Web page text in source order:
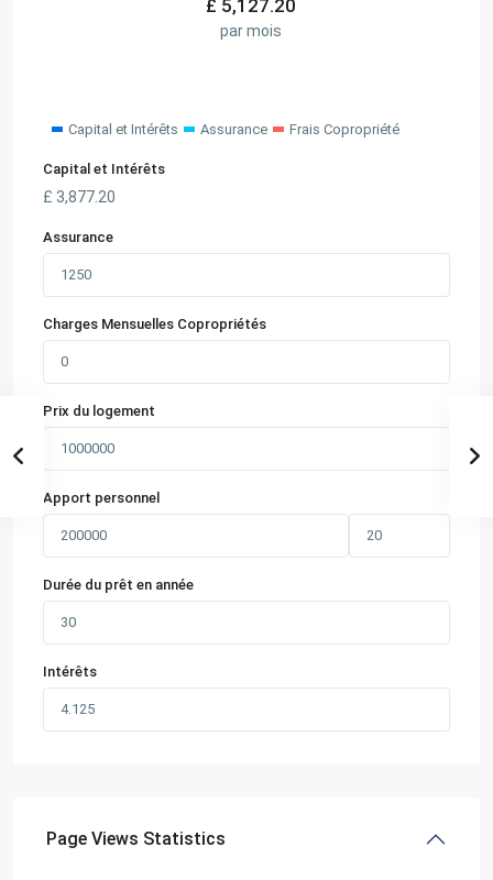
£ 5,127.20
par mois
Capital et Intérêts Assurance Frais Copropriété
Capital et Intérêts
£ 3,877.20
Assurance
Charges Mensuelles Copropriétés
Prix du logement
Apport personnel
Durée du prêt en année
Intérêts
Page Views Statistics